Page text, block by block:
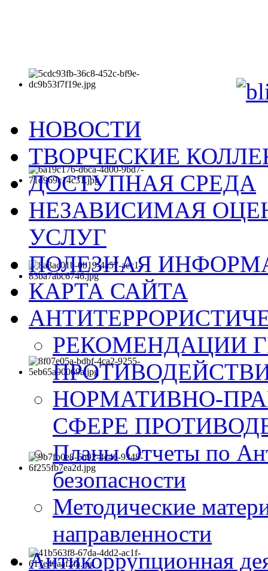
НОВОСТИ
ТВОРЧЕСКИЕ
ДОСТУПНАЯ СРЕДА
НЕЗАВИСИМАЯ
УСЛУГ
ПОЛЕЗНАЯ
КАРТА САЙТА
РЕКОМЕНДАЦИИ
НОРМАТИВНО-
СФЕРЕ
Планы Отчеты по
безопасности
Методические
направленности
Антикоррупционная